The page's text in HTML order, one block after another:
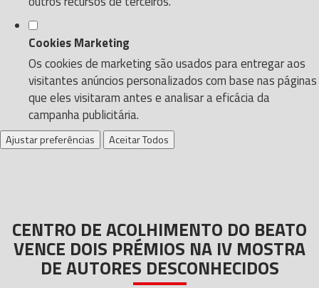
Cookies Marketing
Os cookies de marketing são usados para entregar aos
visitantes anúncios personalizados com base nas páginas
que eles visitaram antes e analisar a eficácia da
campanha publicitária.
Ajustar preferências Aceitar Todos
CENTRO DE ACOLHIMENTO DO BEATO
VENCE DOIS PRÉMIOS NA IV MOSTRA
DE AUTORES DESCONHECIDOS